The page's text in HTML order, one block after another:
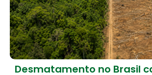
Desmatamento no Brasil